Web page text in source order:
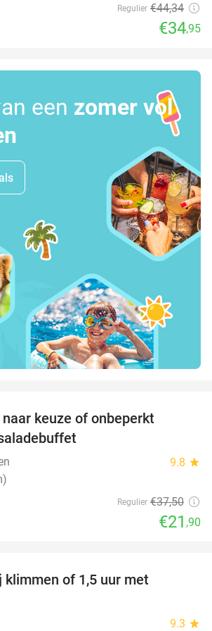
Regulier €44,34
€34,95
een zomer vol
keuze of onbeperkt
9.8 star
Regulier €37,50
€21 ,90
klimmen of 1,5 uur met
9.3 star